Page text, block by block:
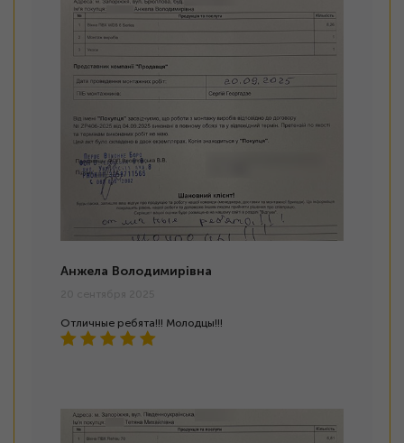
Анжела Володимирівна
Отличные ребята!!! Молодцы!!!